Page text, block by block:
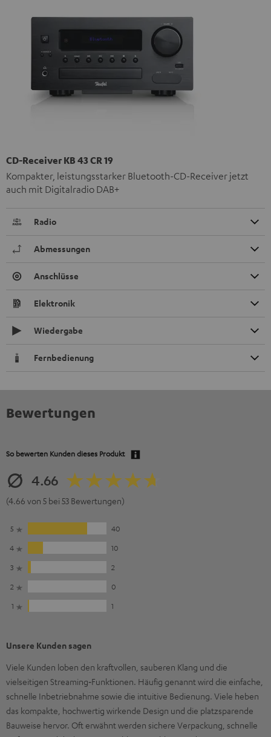
CD-Receiver KB 43 CR 19
Kompakter, leistungsstarker Bluetooth-CD-Receiver jetzt
auch mit Digitalradio DAB+
Radio
Abmessungen
Anschlüsse
Elektronik
Wiedergabe
Fernbedienung
Bewertungen
So bewerten Kunden dieses Produkt
4.66
(4.66 von 5 bei 53 Bewertungen)
5
40
4
10
3
2
2
0
1
1
Unsere Kunden sagen
Viele Kunden loben den kraftvollen, sauberen Klang und die
vielseitigen Streaming‑Funktionen. Häufig genannt wird die einfache,
schnelle Inbetriebnahme sowie die intuitive Bedienung. Viele heben
das kompakte, hochwertig wirkende Design und die platzsparende
Bauweise hervor. Oft erwähnt werden sichere Verpackung, schnelle